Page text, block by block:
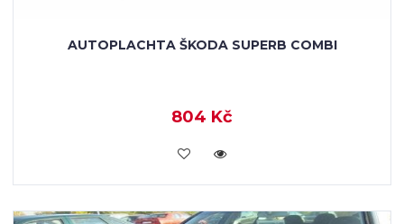
AUTOPLACHTA ŠKODA SUPERB COMBI
804 Kč
KOUPIT